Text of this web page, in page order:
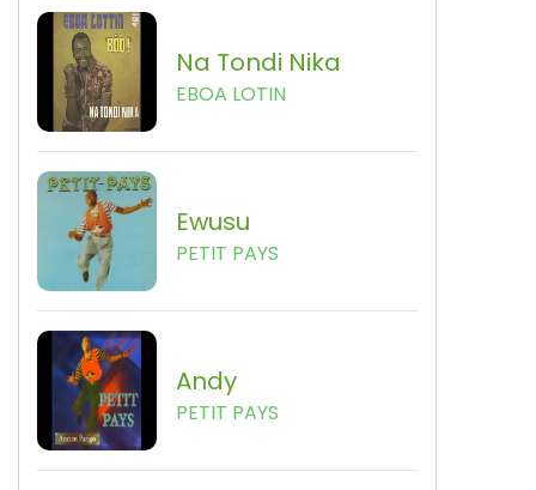
Na Tondi Nika
EBOA LOTIN
Ewusu
PETIT PAYS
Andy
PETIT PAYS